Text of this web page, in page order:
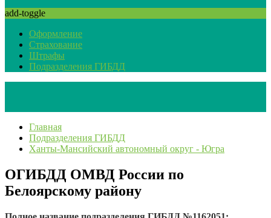
add-toggle
Оформление
Страхование
Штрафы
Подразделения ГИБДД
Главная
Подразделения ГИБДД
Ханты-Мансийский автономный округ - Югра
ОГИБДД ОМВД России по
Белоярскому району